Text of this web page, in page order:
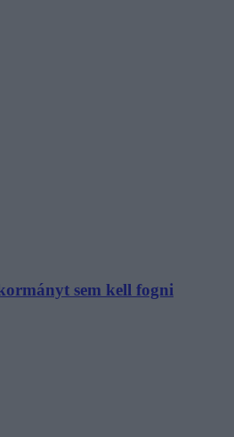
sem kell fogni